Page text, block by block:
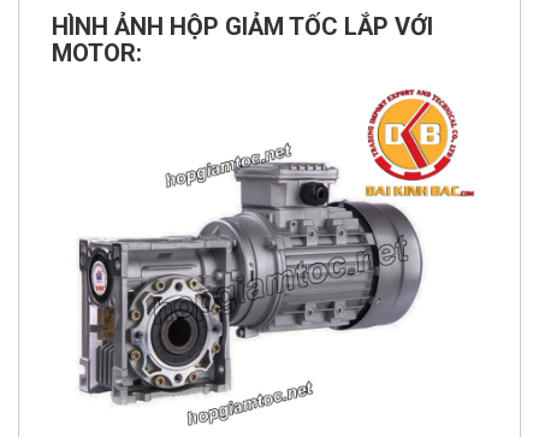
HÌNH ẢNH HỘP GIẢM TỐC LẮP VỚI
MOTOR: